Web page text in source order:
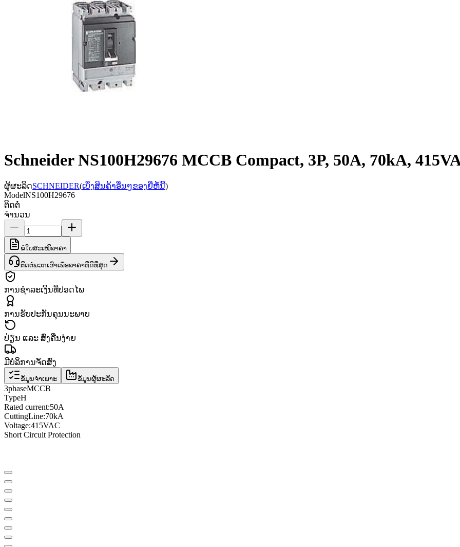
Schneider NS100H29676 MCCB Compact, 3P, 50A, 70kA,
ຜູ້ຜະລິດSCHNEIDER(ເບິ່ງສິນຄ້າອື່ນໆຂອງຍີ່ຫໍ້ນີ້)
ModelNS100H29676
ຕິດຕໍ່
ຈຳນວນ
ຂໍໃບສະເໜີລາຄາ
ຕິດຕໍ່ພວກເຮົາເພື່ອລາຄາທີ່ດີທີ່ສຸດ
ການຊຳລະເງິນທີ່ປອດໄພ
ການຮັບປະກັນຄຸນນະພາບ
ປ່ຽນ ແລະ ສົ່ງຄືນງ່າຍ
ມີບໍລິການຈັດສົ່ງ
ຂໍ້ມູນຈຳເພາະ ຂໍ້ມູນຜູ້ຜະລິດ
3phaseMCCB
TypeH
Rated current:50A
CuttingLine:70kA
Voltage:415VAC
Short Circuit Protection